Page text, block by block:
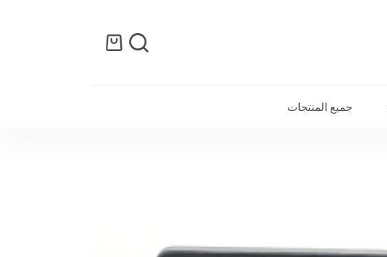
عربة
جميع المنتجات